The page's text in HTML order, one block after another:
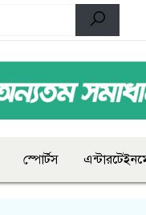
স্পোর্টস